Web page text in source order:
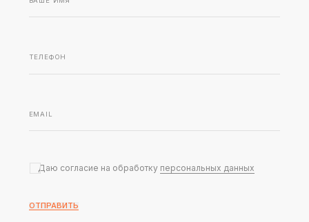
Даю согласие на обработку персональных данных
ОТПРАВИТЬ